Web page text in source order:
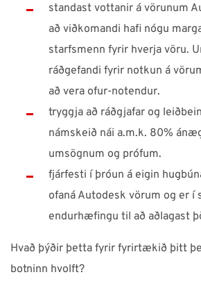
standast vottanir á vörunum
að viðkomandi hafi nógu
starfsmenn fyrir hverja vöru.
ráðgefandi fyrir notkun á
að vera ofur-notendur.
tryggja að ráðgjafar og
námskeið nái a.m.k. 80%
umsögnum og prófum.
fjárfesti í þróun á eigin
ofaná Autodesk vörum og er í
endurhæfingu til að aðlagast
Hvað þýðir þetta fyrir fyrirtækið þitt
botninn hvolft?